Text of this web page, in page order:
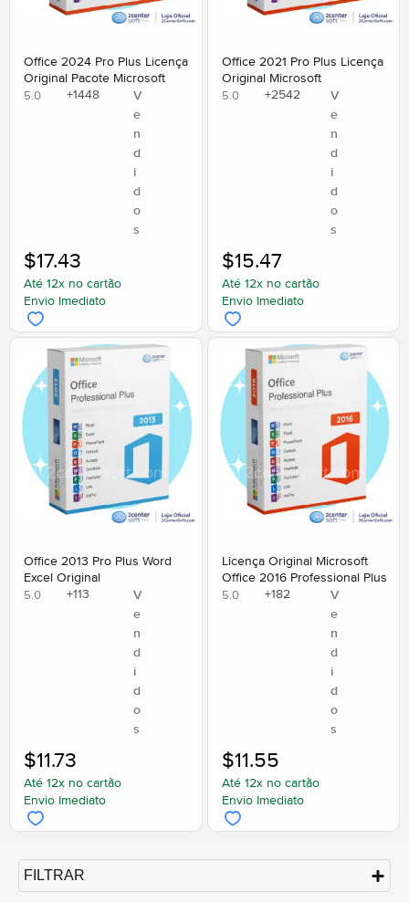
Office 2024 Pro Plus Licença
Original Pacote Microsoft
5.0 +1448
V
e
n
d
i
d
o
s
Até 12x no cartão
Envio Imediato
$17.43
Office 2021 Pro Plus Licença
Original Microsoft
5.0 +2542
V
e
n
d
i
d
o
s
Até 12x no cartão
Envio Imediato
$15.47
Office 2013 Pro Plus Word
Excel Original
5.0 +113
V
e
n
d
i
d
o
s
Até 12x no cartão
Envio Imediato
$11.73
Licença Original Microsoft
Office 2016 Professional Plus
5.0 +182
V
e
n
d
i
d
o
s
Até 12x no cartão
Envio Imediato
$11.55
FILTRAR